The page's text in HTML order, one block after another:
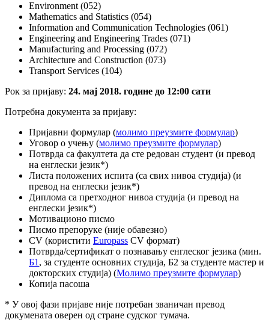
Environment (052)
Mathematics and Statistics (054)
Information and Communication Technologies (061)
Engineering and Engineering Trades (071)
Manufacturing and Processing (072)
Architecture and Construction (073)
Transport Services (104)
Рок за пријаву: 24. мај 2018. године до 12:00 сати
Потребна документа за пријаву:
Пријавни формулар (молимо преузмите формулар)
Уговор о учењу (молимо преузмите формулар)
Потврда са факултета да сте редован студент (и превод
на енглески језик*)
Листа положених испита (са свих нивоа студија) (и
превод на енглески језик*)
Диплома са претходног нивоа студија (и превод на
енглески језик*)
Мотивационо писмо
Писмо препоруке (није обавезно)
CV (користити Europass CV формат)
Потврда/сертификат о познавању енглеског језика (мин.
Б1 , за студенте основних студија, Б2 за студенте мастер и
докторских студија) (Молимо преузмите формулар)
Копија пасоша
* У овој фази пријаве није потребан званичан превод
докумената оверен од стране судског тумача.